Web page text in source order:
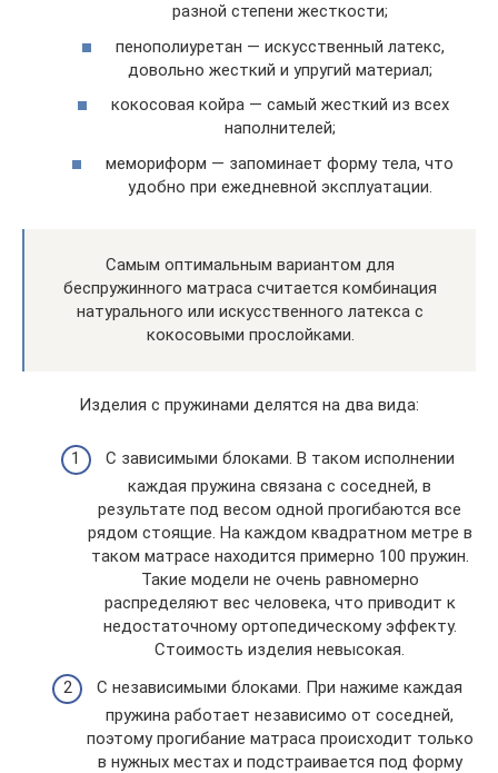
разной степени жесткости;
пенополиуретан — искусственный латекс,
довольно жесткий и упругий материал;
кокосовая койра — самый жесткий из всех
наполнителей;
мемориформ — запоминает форму тела, что
удобно при ежедневной эксплуатации.
Самым оптимальным вариантом для
беспружинного матраса считается комбинация
натурального или искусственного латекса с
кокосовыми прослойками.
Изделия с пружинами делятся на два вида:
С зависимыми блоками. В таком исполнении
каждая пружина связана с соседней, в
результате под весом одной прогибаются все
рядом стоящие. На каждом квадратном метре в
таком матрасе находится примерно 100 пружин.
Такие модели не очень равномерно
распределяют вес человека, что приводит к
недостаточному ортопедическому эффекту.
Стоимость изделия невысокая.
С независимыми блоками. При нажиме каждая
пружина работает независимо от соседней,
поэтому прогибание матраса происходит только
в нужных местах и подстраивается под форму